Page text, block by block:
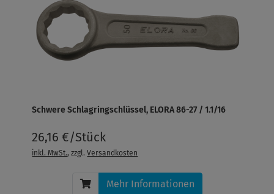
Schwere Schlagringschlüssel, ELORA 86-27 / 1.1/16
26,16 €/Stück
inkl. MwSt., zzgl.Versandkosten
Mehr Informationen